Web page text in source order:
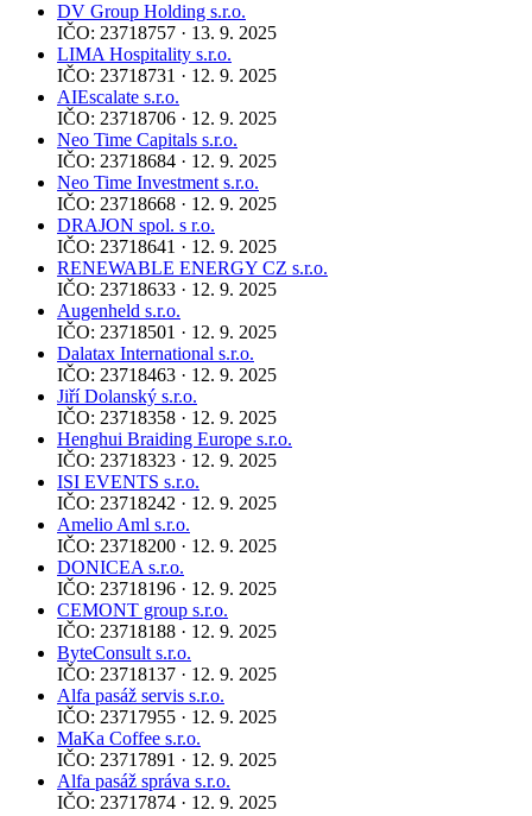
DV Group Holding s.r.o.
IČO: 23718757 · 13. 9. 2025
LIMA Hospitality s.r.o.
IČO: 23718731 · 12. 9. 2025
AIEscalate s.r.o.
IČO: 23718706 · 12. 9. 2025
Neo Time Capitals s.r.o.
IČO: 23718684 · 12. 9. 2025
Neo Time Investment s.r.o.
IČO: 23718668 · 12. 9. 2025
DRAJON spol. s r.o.
IČO: 23718641 · 12. 9. 2025
RENEWABLE ENERGY CZ s.r.o.
IČO: 23718633 · 12. 9. 2025
Augenheld s.r.o.
IČO: 23718501 · 12. 9. 2025
Dalatax International s.r.o.
IČO: 23718463 · 12. 9. 2025
Jiří Dolanský s.r.o.
IČO: 23718358 · 12. 9. 2025
Henghui Braiding Europe s.r.o.
IČO: 23718323 · 12. 9. 2025
ISI EVENTS s.r.o.
IČO: 23718242 · 12. 9. 2025
Amelio Aml s.r.o.
IČO: 23718200 · 12. 9. 2025
DONICEA s.r.o.
IČO: 23718196 · 12. 9. 2025
CEMONT group s.r.o.
IČO: 23718188 · 12. 9. 2025
ByteConsult s.r.o.
IČO: 23718137 · 12. 9. 2025
Alfa pasáž servis s.r.o.
IČO: 23717955 · 12. 9. 2025
MaKa Coffee s.r.o.
IČO: 23717891 · 12. 9. 2025
Alfa pasáž správa s.r.o.
IČO: 23717874 · 12. 9. 2025